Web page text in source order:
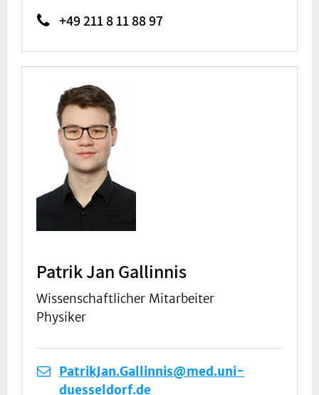
+49 211 8 11 88 97
Patrik Jan Gallinnis
Wissenschaftlicher Mitarbeiter
Physiker
PatrikJan.Gallinnis@med.uni-
duesseldorf.de